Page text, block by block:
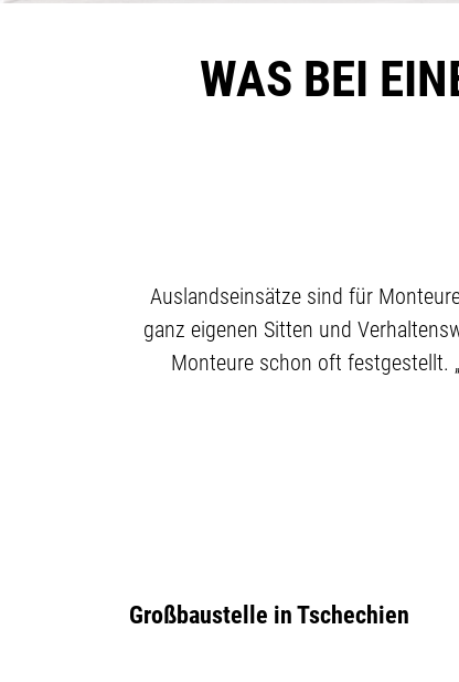
WAS BEI
Auslandseinsätze sind für
ganz eigenen Sitten und
Monteure schon oft festgestellt.
Großbaustelle in Tschechien